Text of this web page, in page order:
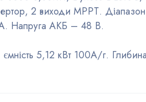
2 виходи МРРТ.
Напруга АКБ – 48 В.
ємність 5,12 кВт 100А/г.